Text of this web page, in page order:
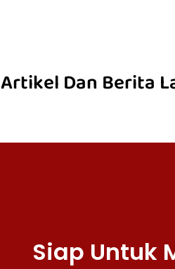
Artikel Dan Berita
Siap Untuk